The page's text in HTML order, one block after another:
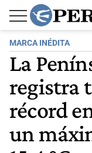
MARCA INÉDITA
La
registra
récord
un